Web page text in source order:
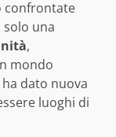
confrontate
solo una
,
mondo
dato nuova
luoghi di